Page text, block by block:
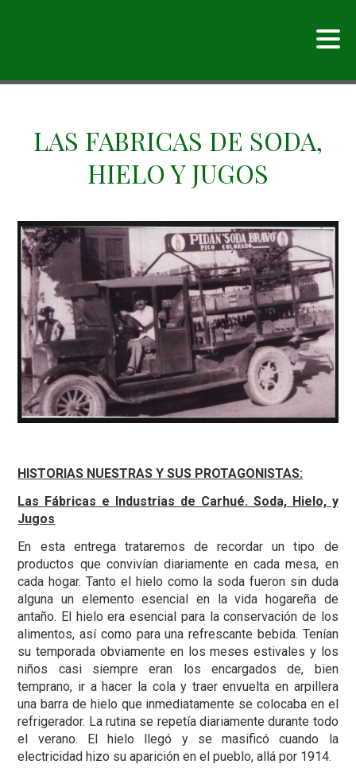
LAS FABRICAS DE SODA,
HIELO Y JUGOS
HISTORIAS NUESTRAS Y SUS PROTAGONISTAS:
Las Fábricas e Industrias de Carhué. Soda, Hielo, y
Jugos
En esta entrega trataremos de recordar un tipo de
productos que convivían diariamente en cada mesa, en
cada hogar. Tanto el hielo como la soda fueron sin duda
alguna un elemento esencial en la vida hogareña de
antaño. El hielo era esencial para la conservación de los
alimentos, así como para una refrescante bebida. Tenían
su temporada obviamente en los meses estivales y los
niños casi siempre eran los encargados de, bien
temprano, ir a hacer la cola y traer envuelta en arpillera
una barra de hielo que inmediatamente se colocaba en el
refrigerador. La rutina se repetía diariamente durante todo
el verano. El hielo llegó y se masificó cuando la
electricidad hizo su aparición en el pueblo, allá por 1914.